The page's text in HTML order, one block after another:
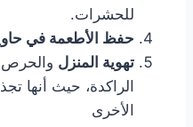
للحشرات.
حفظ الأطعمة في
تهوية المنزل والحرص
الراكدة، حيث أنها
الأخرى